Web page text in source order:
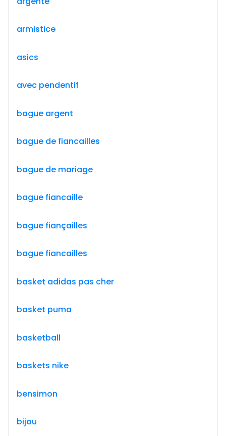
armistice
asics
avec pendentif
bague argent
bague de fiancailles
bague de mariage
bague fiancaille
bague fiançailles
bague fiancailles
basket adidas pas cher
basket puma
basketball
baskets nike
bensimon
bijou